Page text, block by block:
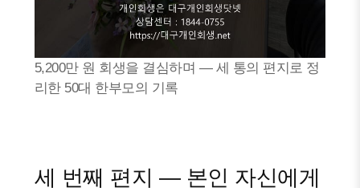
5,200만 원 회생을 결심하며 — 세 통의 편지로 정
리한 50대 한부모의 기록
세 번째 편지 — 본인 자신에게